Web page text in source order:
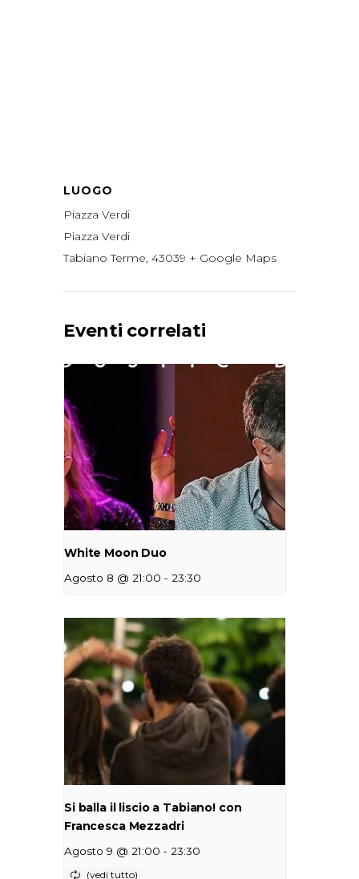
LUOGO
Piazza Verdi
Piazza Verdi
Tabiano Terme, 43039 + Google Maps
Eventi correlati
White Moon Duo
Agosto 8 @ 21:00 - 23:30
Si balla il liscio a Tabiano! con
Francesca Mezzadri
Agosto 9 @ 21:00 - 23:30